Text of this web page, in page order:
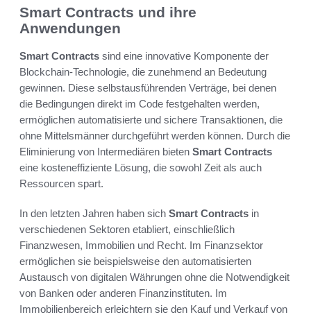
Smart Contracts und ihre
Anwendungen
Smart Contracts sind eine innovative Komponente der
Blockchain-Technologie, die zunehmend an Bedeutung
gewinnen. Diese selbstausführenden Verträge, bei denen
die Bedingungen direkt im Code festgehalten werden,
ermöglichen automatisierte und sichere Transaktionen, die
ohne Mittelsmänner durchgeführt werden können. Durch die
Eliminierung von Intermediären bieten Smart Contracts
eine kosteneffiziente Lösung, die sowohl Zeit als auch
Ressourcen spart.
In den letzten Jahren haben sich Smart Contracts in
verschiedenen Sektoren etabliert, einschließlich
Finanzwesen, Immobilien und Recht. Im Finanzsektor
ermöglichen sie beispielsweise den automatisierten
Austausch von digitalen Währungen ohne die Notwendigkeit
von Banken oder anderen Finanzinstituten. Im
Immobilienbereich erleichtern sie den Kauf und Verkauf von